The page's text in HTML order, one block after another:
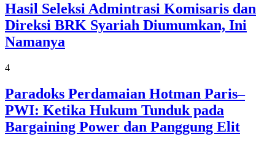
Hasil Seleksi Admintrasi Komisaris dan
Direksi BRK Syariah Diumumkan, Ini
Namanya
4
Paradoks Perdamaian Hotman Paris–
PWI: Ketika Hukum Tunduk pada
Bargaining Power dan Panggung Elit